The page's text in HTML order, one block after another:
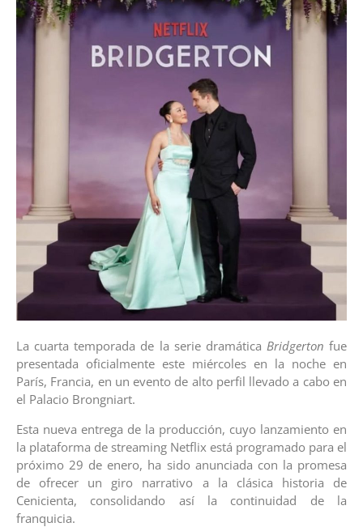
La cuarta temporada de la serie dramática Bridgerton fue
presentada oficialmente este miércoles en la noche en
París, Francia, en un evento de alto perfil llevado a cabo en
el Palacio Brongniart.
Esta nueva entrega de la producción, cuyo lanzamiento en
la plataforma de streaming Netflix está programado para el
próximo 29 de enero, ha sido anunciada con la promesa
de ofrecer un giro narrativo a la clásica historia de
Cenicienta, consolidando así la continuidad de la
franquicia.